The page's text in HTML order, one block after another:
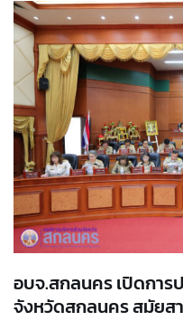
อบจ.สกลนคร เปิดการ
จังหวัดสกลนคร สมัยส